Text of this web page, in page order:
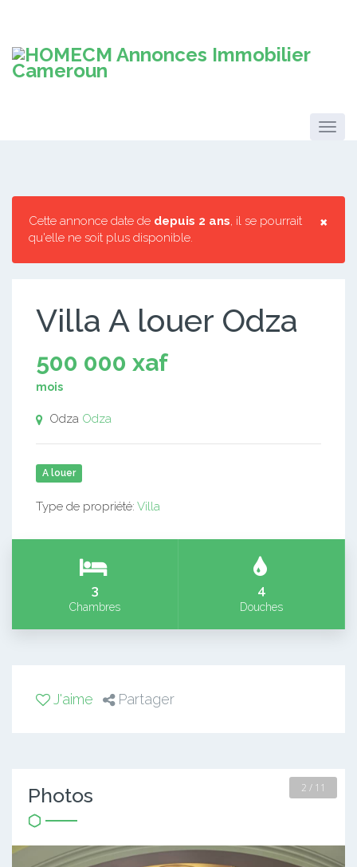
×
Cette annonce date de depuis 2 ans, il se pourrait
qu'elle ne soit plus disponible.
Villa A louer Odza
500 000 xaf
mois
Odza Odza
A louer
Type de propriété: Villa
3
Chambres
4
Douches
J'aime Partager
Photos 2 / 11